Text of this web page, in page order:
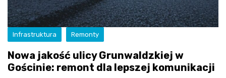
Infrastruktura Remonty
Nowa jakość ulicy Grunwaldzkiej w
Gościnie: remont dla lepszej komunikacji